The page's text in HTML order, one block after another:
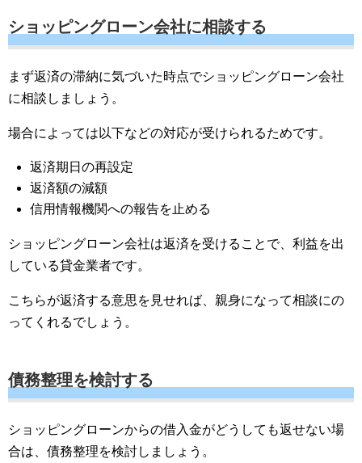
ショッピングローン会社に相談する
まず返済の滞納に気づいた時点でショッピングローン会社
に相談しましょう。
場合によっては以下などの対応が受けられるためです。
返済期日の再設定
返済額の減額
信用情報機関への報告を止める
ショッピングローン会社は返済を受けることで、利益を出
している貸金業者です。
こちらが返済する意思を見せれば、親身になって相談にの
ってくれるでしょう。
債務整理を検討する
ショッピングローンからの借入金がどうしても返せない場
合は、債務整理を検討しましょう。